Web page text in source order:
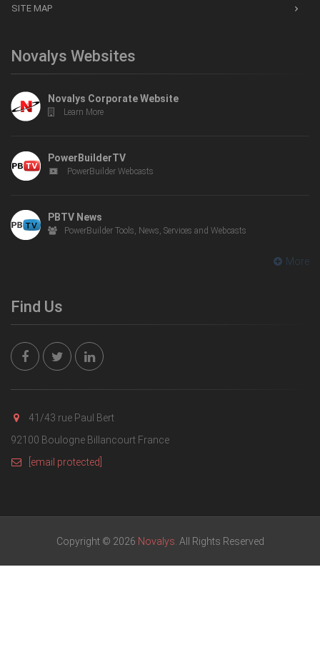
SITE MAP
Novalys Websites
Novalys Corporate Website
Learn More
PowerBuilderTV
PowerBuilder Webcasts
PBTV News
PowerBuilder Tools, News, Services and Webcasts
More
Find Us
41/43 rue Paul Bert
92100 Boulogne Billancourt France
[email protected]
Copyright © 2026 Novalys . All Rights Reserved